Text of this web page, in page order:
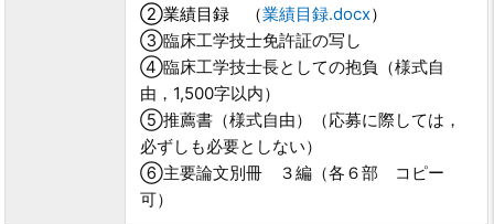
②業績目録 （業績目録.docx）
③臨床工学技士免許証の写し
④臨床工学技士長としての抱負（様式自
由，1,500字以内）
⑤推薦書（様式自由）（応募に際しては，
必ずしも必要としない）
⑥主要論文別冊 ３編（各６部 コピー
可）